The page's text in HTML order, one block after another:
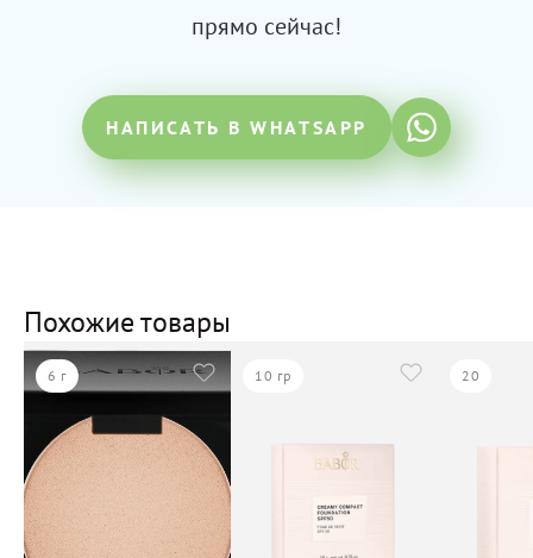
прямо сейчас!
НАПИСАТЬ В WHATSAPP
Похожие товары
6 г 10 гр 20